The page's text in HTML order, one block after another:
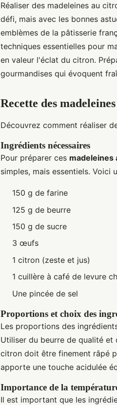
Réaliser des madeleines au
défi, mais avec les bonnes
emblèmes de la pâtisserie
techniques essentielles pour
en valeur l'éclat du citron.
gourmandises qui évoquent
Recette des
Découvrez comment réaliser
Ingrédients nécessaires
Pour préparer ces madeleines
simples, mais essentiels. Voici
150 g de farine
125 g de beurre
150 g de sucre
3 œufs
1 citron (zeste et jus)
1 cuillère à café de levure
Une pincée de sel
Proportions et choix des
Les proportions des
Utiliser du beurre de qualité
citron doit être finement râpé
apporte une touche acidulée
Importance de la
Il est important que les